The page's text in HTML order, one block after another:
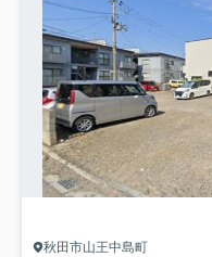
秋田市山王中島町